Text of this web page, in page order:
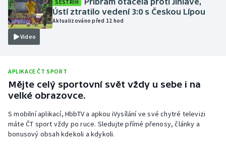
Olympijské hry
Parasport
Plážový volejbal
Rychlobruslení
Video
SESTŘIH
Ústí ztratilo vedení 3:0 s Českou Lípou
Aktualizováno před 12 hod
APLIKACE ČT SPORT
Mějte celý sportovní svět vždy u sebe i na
velké obrazovce.
S mobilní aplikací, HbbTV a apkou iVysílání ve své chytré televizi
máte ČT sport vždy po ruce. Sledujte přímé přenosy, články a
bonusový obsah kdekoli a kdykoli.